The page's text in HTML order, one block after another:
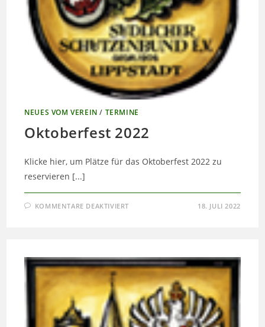
NEUES VOM VEREIN / TERMINE
Oktoberfest 2022
Klicke hier, um Plätze für das Oktoberfest 2022 zu
reservieren [...]
KOMMENTARE DEAKTIVIERT 18. JULI 2022